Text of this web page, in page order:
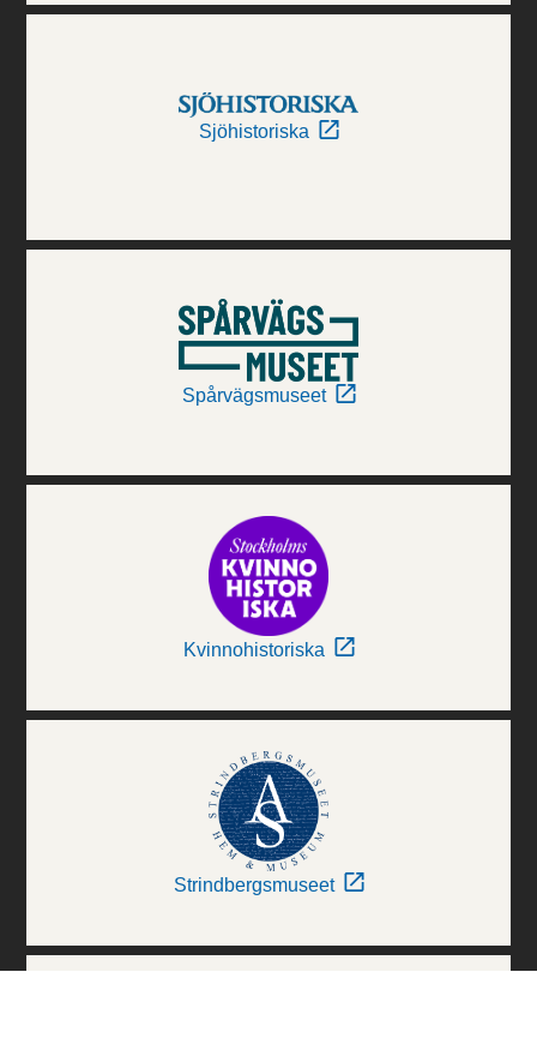
Sjöhistoriska
Spårvägsmuseet
Kvinnohistoriska
Strindbergsmuseet